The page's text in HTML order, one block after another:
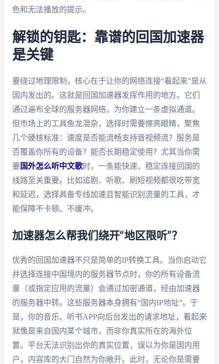
色和无法播放的提示。
解锁的钥匙：靠谱的回国加速器
是关键
要绕过地理限制，核心在于让你的网络连接“看起来”是从
国内发出的。这就是回国加速器发挥作用的地方。它们
通过遍布全球的服务器网络，为你建立一条虚拟通道。
但市场上的工具鱼龙混杂，选择时需要擦亮眼睛，聚焦
几个硬核标准：速度是否能流畅支持音视频流？服务是
否覆盖你所有的设备？能否长期稳定使用？尤其当你需
要 国外怎么听中文歌时，一条能快速、稳定连接回国的
线路至关重要。比如追剧、听歌、刷短视频都很吃带宽
和延迟，选择具备专线加速且智能识别流量的工具，才
能保障不卡顿、不缓冲。
加速器怎么帮我们绕开“地区限听”？
优秀的回国加速器不只是简单的IP转换工具。当你启动它
并选择连接中国境内的服务器节点时，你的所有设备流
量（或指定应用的流量）会通过加密通道，经由加速器
的服务器中转。这些服务器本身拥有“国内IP地址”。于
是，你的音乐、听书APP向后台发出的请求地址，看起来
就像是来自国内某个城市，而非你真实所在的海外位
置。平台无法识别出你的真实位置，误以为你是国内用
户，内容库的大门自然为你敞开。此时，无论你是需要